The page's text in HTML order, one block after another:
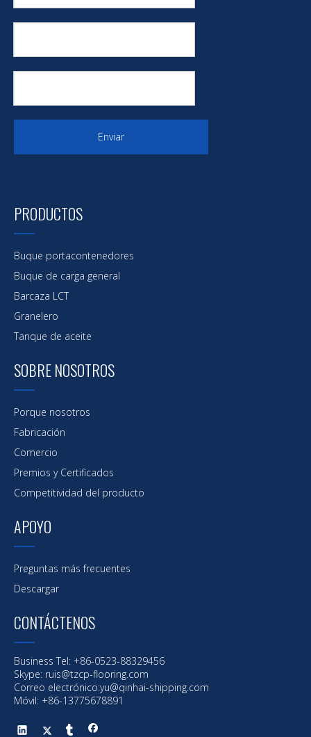
Enviar
PRODUCTOS
Buque portacontenedores
Buque de carga general
Barcaza LCT
Granelero
Tanque de aceite
SOBRE NOSOTROS
Porque nosotros
Fabricación
Comercio
Premios y Certificados
Competitividad del producto
APOYO
Preguntas más frecuentes
Descargar
CONTÁCTENOS
Business Tel: +86-0523-88329456
Skype: ruis@tzcp-flooring.com
Correo electrónico:yu@qinhai-shipping.com
Móvil: +86-13775678891